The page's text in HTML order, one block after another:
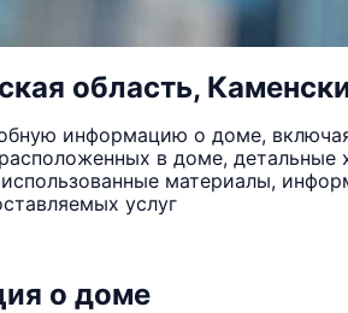
область,
информацию о доме,
в доме, детальные
материалы,
услуг
о доме